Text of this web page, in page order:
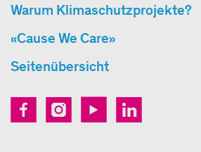
Warum Klimaschutzprojekte?
«Cause We Care»
Seitenübersicht